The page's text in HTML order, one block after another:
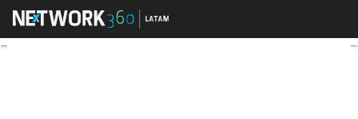
Propuestas TIC de candidatos